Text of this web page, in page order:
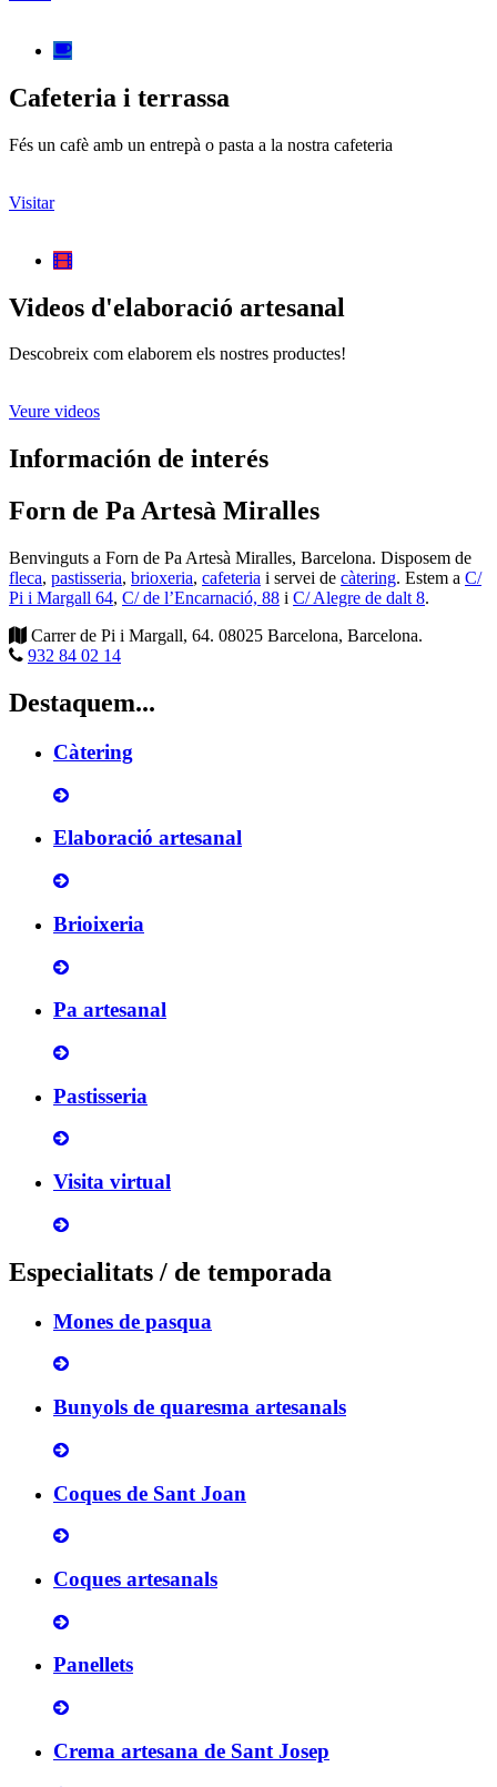
Cafeteria i terrassa
Fés un cafè amb un entrepà o pasta a la nostra cafeteria
Visitar
Videos d'elaboració artesanal
Descobreix com elaborem els nostres productes!
Veure videos
Información de interés
Forn de Pa Artesà Miralles
Benvinguts a Forn de Pa Artesà Miralles, Barcelona. Disposem de
fleca, pastisseria, brioxeria, cafeteria i servei de càtering. Estem a C/
Pi i Margall 64, C/ de l’Encarnació, 88 i C/ Alegre de dalt 8.
Carrer de Pi i Margall, 64. 08025 Barcelona, Barcelona.
932 84 02 14
Destaquem...
Càtering
Elaboració artesanal
Brioixeria
Pa artesanal
Pastisseria
Visita virtual
Especialitats / de temporada
Mones de pasqua
Bunyols de quaresma artesanals
Coques de Sant Joan
Coques artesanals
Panellets
Crema artesana de Sant Josep